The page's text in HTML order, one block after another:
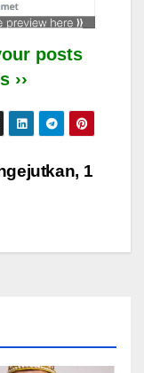
posts
››
1